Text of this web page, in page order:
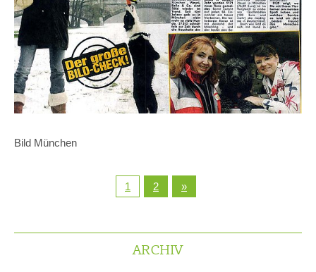
Bild München
1 2 »
ARCHIV